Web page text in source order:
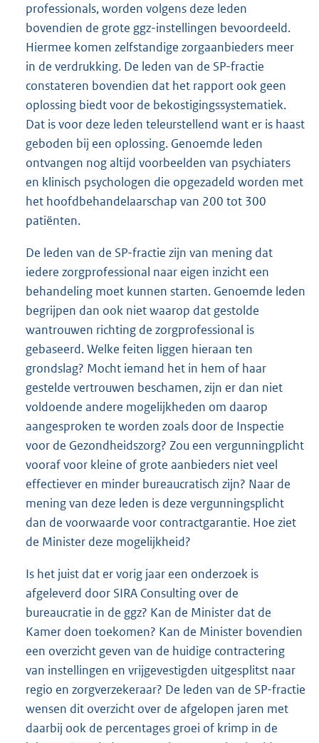
professionals, worden volgens deze leden
bovendien de grote ggz-instellingen bevoordeeld.
Hiermee komen zelfstandige zorgaanbieders meer
in de verdrukking. De leden van de SP-fractie
constateren bovendien dat het rapport ook geen
oplossing biedt voor de bekostigingssystematiek.
Dat is voor deze leden teleurstellend want er is haast
geboden bij een oplossing. Genoemde leden
ontvangen nog altijd voorbeelden van psychiaters
en klinisch psychologen die opgezadeld worden met
het hoofdbehandelaarschap van 200 tot 300
patiënten.
De leden van de SP-fractie zijn van mening dat
iedere zorgprofessional naar eigen inzicht een
behandeling moet kunnen starten. Genoemde leden
begrijpen dan ook niet waarop dat gestolde
wantrouwen richting de zorgprofessional is
gebaseerd. Welke feiten liggen hieraan ten
grondslag? Mocht iemand het in hem of haar
gestelde vertrouwen beschamen, zijn er dan niet
voldoende andere mogelijkheden om daarop
aangesproken te worden zoals door de Inspectie
voor de Gezondheidszorg? Zou een vergunningplicht
vooraf voor kleine of grote aanbieders niet veel
effectiever en minder bureaucratisch zijn? Naar de
mening van deze leden is deze vergunningsplicht
dan de voorwaarde voor contractgarantie. Hoe ziet
de Minister deze mogelijkheid?
Is het juist dat er vorig jaar een onderzoek is
afgeleverd door SIRA Consulting over de
bureaucratie in de ggz? Kan de Minister dat de
Kamer doen toekomen? Kan de Minister bovendien
een overzicht geven van de huidige contractering
van instellingen en vrijgevestigden uitgesplitst naar
regio en zorgverzekeraar? De leden van de SP-fractie
wensen dit overzicht over de afgelopen jaren met
daarbij ook de percentages groei of krimp in de